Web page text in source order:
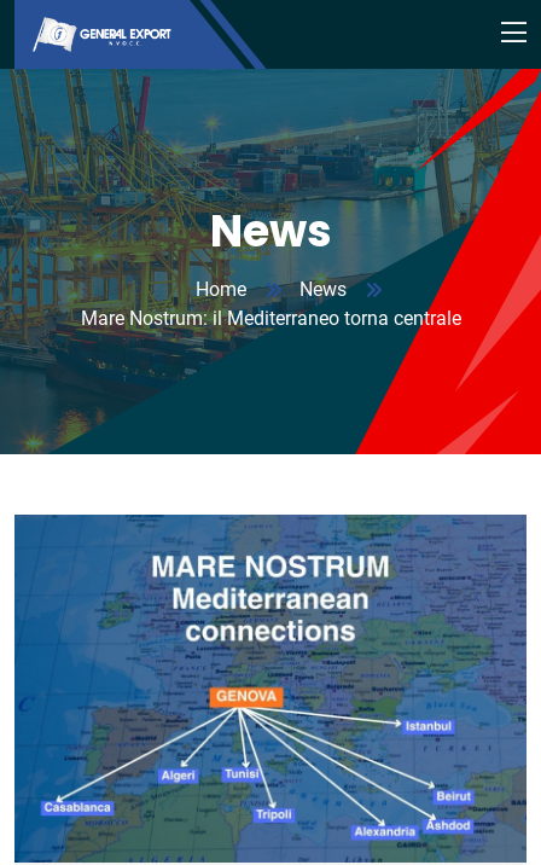
News
Home
News
Mare Nostrum: il Mediterraneo torna centrale